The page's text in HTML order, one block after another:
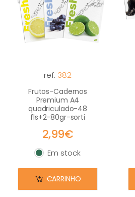
ref: 382
Frutos-Cadernos
Premium A4
quadriculado-48
fls+2-80gr-sorti
2,99€
Em stock
Em stock
CARRINHO